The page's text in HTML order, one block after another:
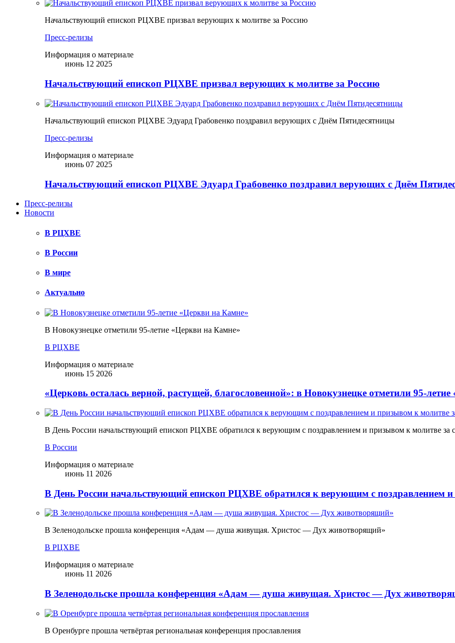
Начальствующий епископ РЦХВЕ призвал верующих к молитве за Россию
Пресс-релизы
Информация о материале
июнь 12 2025
Начальствующий епископ РЦХВЕ призвал верующих к молитве за Россию
Начальствующий епископ РЦХВЕ Эдуард Грабовенко поздравил верующих с Днём Пятидесятницы
Пресс-релизы
Информация о материале
июнь 07 2025
Начальствующий епископ РЦХВЕ Эдуард Грабовенко поздравил верующих с Днём
Пресс-релизы
Новости
В РЦХВЕ
В России
В мире
Актуально
В Новокузнецке отметили 95-летие «Церкви на Камне»
В РЦХВЕ
Информация о материале
июнь 15 2026
«Церковь осталась верной, растущей, благословенной»: в Новокузнецке отметили 95-
В День России начальствующий епископ РЦХВЕ обратился к верующим с поздравлением и призывом к молитве за
В России
Информация о материале
июнь 11 2026
В День России начальствующий епископ РЦХВЕ обратился к верующим с поздравлением
В Зеленодольске прошла конференция «Адам — душа живущая. Христос — Дух животворящий»
В РЦХВЕ
Информация о материале
июнь 11 2026
В Зеленодольске прошла конференция «Адам — душа живущая. Христос — Дух
В Оренбурге прошла четвёртая региональная конференция прославления